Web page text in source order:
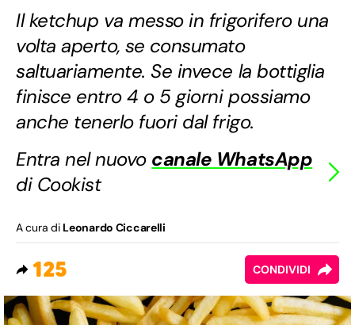
Il ketchup va messo in frigorifero una
volta aperto, se consumato
saltuariamente. Se invece la bottiglia
finisce entro 4 o 5 giorni possiamo
anche tenerlo fuori dal frigo.
Entra nel nuovo canale WhatsApp
di Cookist
A cura di Leonardo Ciccarelli
125 CONDIVIDI